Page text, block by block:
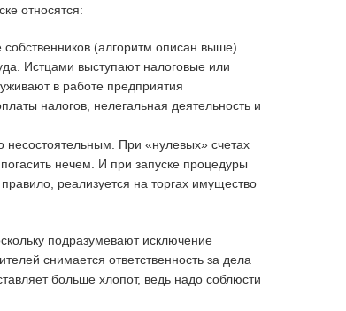
относятся:
(алгоритм описан выше).
Истцами выступают налоговые или
в работе предприятия
налогов, нелегальная деятельность и
несостоятельным. При «нулевых» счетах
нечем. И при запуске процедуры
реализуется на торгах имущество
подразумевают исключение
снимается ответственность за дела
больше хлопот, ведь надо соблюсти